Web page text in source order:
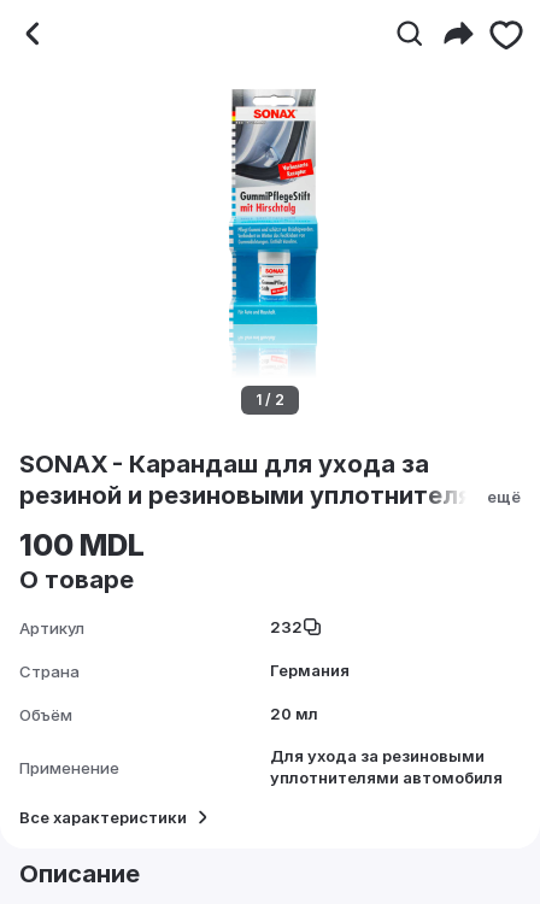
SONAX - Карандаш для
1 / 2
SONAX - Карандаш для ухода за
резиной и резиновыми уплотнителямиещё
100 MDL
О товаре
Артикул 232
Страна Германия
Объём 20 мл
Применение
Для ухода за резиновыми
уплотнителями автомобиля
Все характеристики
Описание